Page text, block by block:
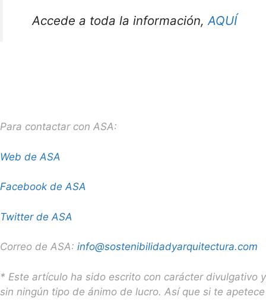
Accede a toda la información, AQUÍ
Para contactar con ASA:
Web de ASA
Facebook de ASA
Twitter de ASA
Correo de ASA: info@sostenibilidadyarquitectura.com
* Este artículo ha sido escrito con carácter divulgativo y
sin ningún tipo de ánimo de lucro. Así que si te apetece